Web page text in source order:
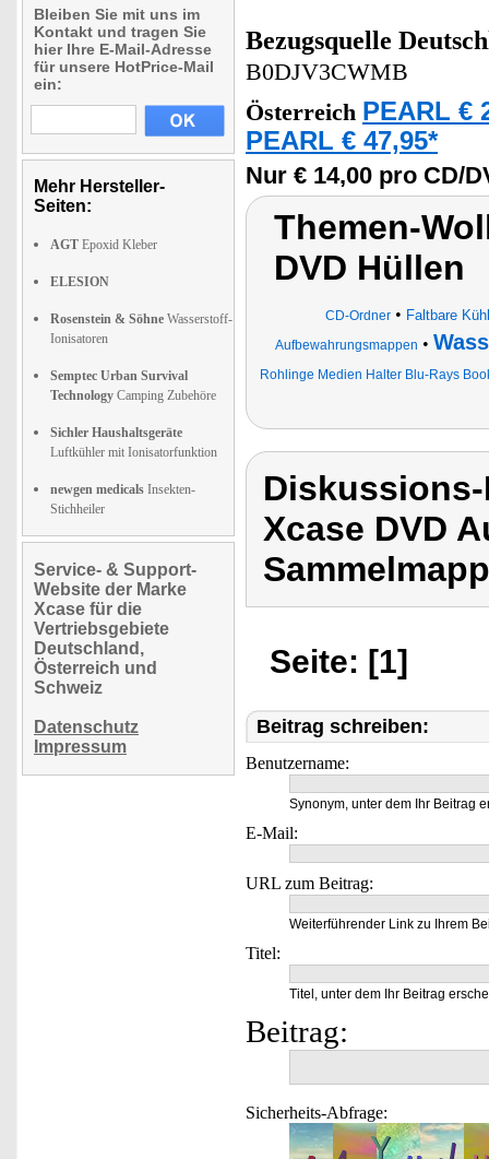
Bleiben Sie mit uns im
Kontakt und tragen Sie
hier Ihre E-Mail-Adresse
für unsere HotPrice-Mail
ein:
Mehr Hersteller-
Seiten:
AGT Epoxid Kleber
ELESION
Rosenstein & Söhne Wasserstoff-
Ionisatoren
Semptec Urban Survival
Technology Camping Zubehöre
Sichler Haushaltsgeräte
Luftkühler mit Ionisatorfunktion
newgen medicals Insekten-
Stichheiler
Service- & Support-
Website der Marke
Xcase für die
Vertriebsgebiete
Deutschland,
Österreich und
Schweiz
Datenschutz
Impressum
Bezugsquelle
B0DJV3CWMB
Österreich PEARL €
PEARL € 47,95*
Nur € 14,00 pro CD/
Themen-
DVD Hüllen
CD-Ordner • Faltbare
Aufbewahrungsmappen •
Rohlinge Medien Halter Blu-Rays
Xcase DVD
Seite: [1]
Beitrag schreiben:
Benutzername:
Synonym, unter dem Ihr Beitrag
E-Mail:
URL zum Beitrag:
Weiterführender Link zu Ihrem
Titel:
Titel, unter dem Ihr Beitrag
Beitrag:
Sicherheits-Abfrage: